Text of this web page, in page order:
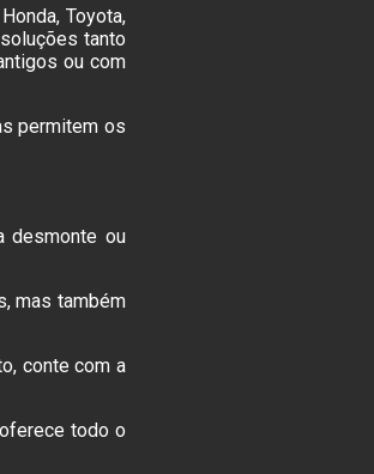
Toyota,
tanto
ou com
permitem os
desmonte ou
mas também
conte com a
todo o